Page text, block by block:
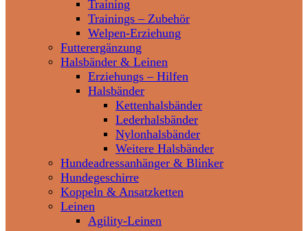
Training
Trainings – Zubehör
Welpen-Erziehung
Futterergänzung
Halsbänder & Leinen
Erziehungs – Hilfen
Halsbänder
Kettenhalsbänder
Lederhalsbänder
Nylonhalsbänder
Weitere Halsbänder
Hundeadressanhänger & Blinker
Hundegeschirre
Koppeln & Ansatzketten
Leinen
Agility-Leinen